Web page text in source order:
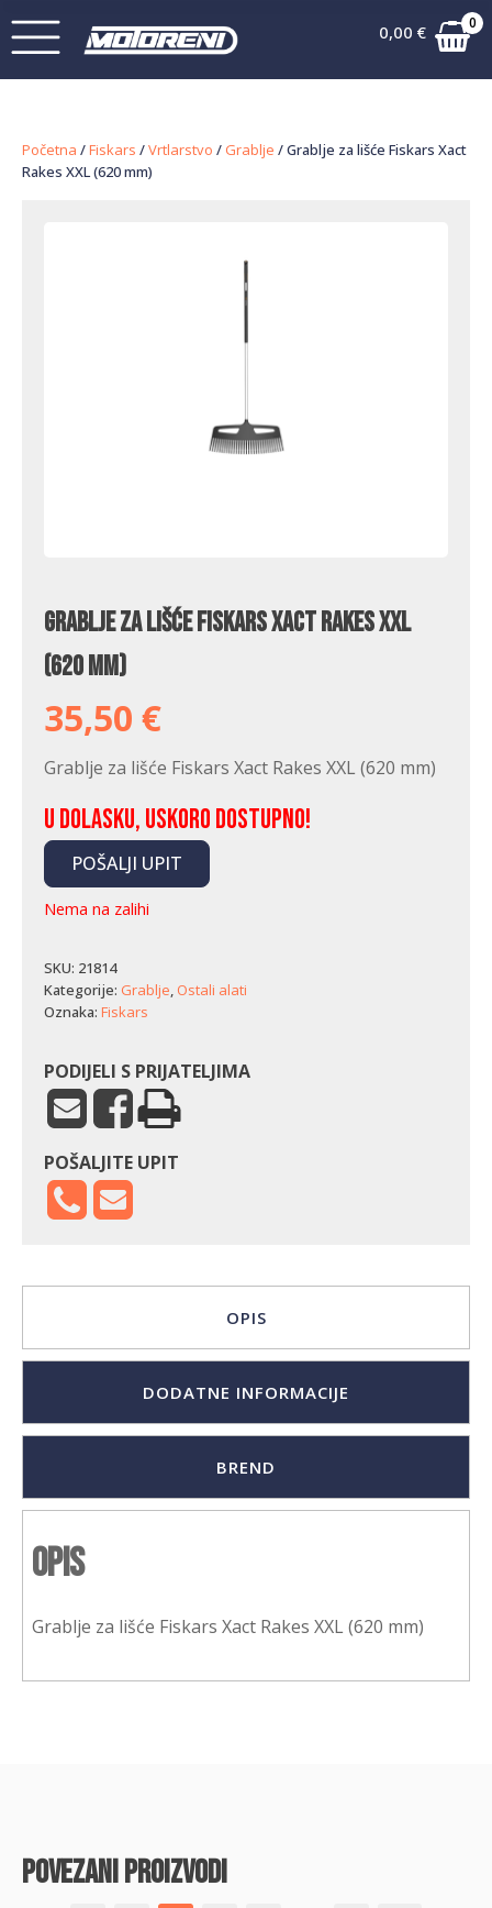
0,00 € 0
Početna /Fiskars /Vrtlarstvo / Grablje / Grablje za lišće Fiskars Xact
Rakes XXL (620 mm)
Grablje za lišće Fiskars Xact Rakes XXL
(620 mm)
35,50 €
Grablje za lišće Fiskars Xact Rakes XXL (620 mm)
U dolasku, uskoro dostupno!
POŠALJI UPIT
Nema na zalihi
SKU: 21814
Kategorije: Grablje, Ostali alati
Oznaka: Fiskars
PODIJELI S PRIJATELJIMA
POŠALJITE UPIT
OPIS
DODATNE INFORMACIJE
BREND
Opis
Grablje za lišće Fiskars Xact Rakes XXL (620 mm)
povezani proizvodi